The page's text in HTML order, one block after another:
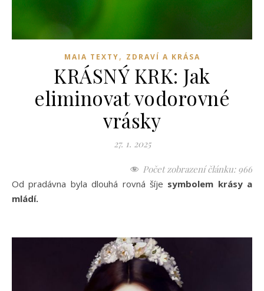
MAIA TEXTY, ZDRAVÍ A KRÁSA
KRÁSNÝ KRK: Jak
eliminovat vodorovné
vrásky
27. 1. 2025
Počet zobrazení článku: 966
Od pradávna byla dlouhá rovná šíje symbolem krásy a
mládí.